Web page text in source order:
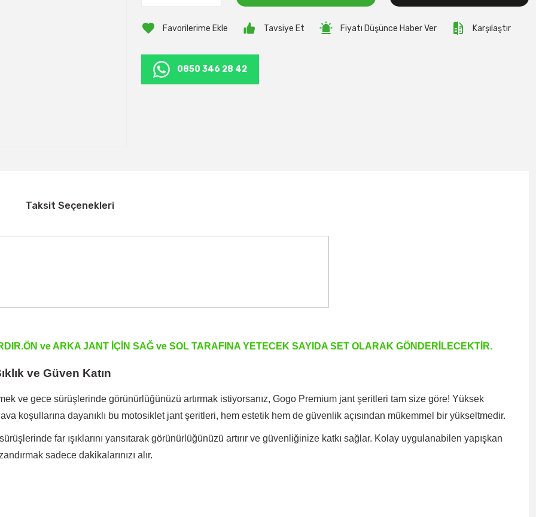
Tavsiye Et Fiyatı Düşünce Haber Ver Karşılaştır
0850 346 28 42
Taksit Seçenekleri
ve ARKA JANT İÇİN SAĞ ve SOL TARAFINA YETECEK SAYIDA SET OLARAK GÖNDERİLECEKTİR.
ve Güven Katın
ve gece sürüşlerinde görünürlüğünüzü artırmak istiyorsanız, Gogo Premium jant şeritleri tam size göre! Yüksek
koşullarına dayanıklı bu motosiklet jant şeritleri, hem estetik hem de güvenlik açısından mükemmel bir yükseltmedir.
sürüşlerinde far ışıklarını yansıtarak görünürlüğünüzü artırır ve güvenliğinize katkı sağlar. Kolay uygulanabilen yapışkan
sadece dakikalarınızı alır.